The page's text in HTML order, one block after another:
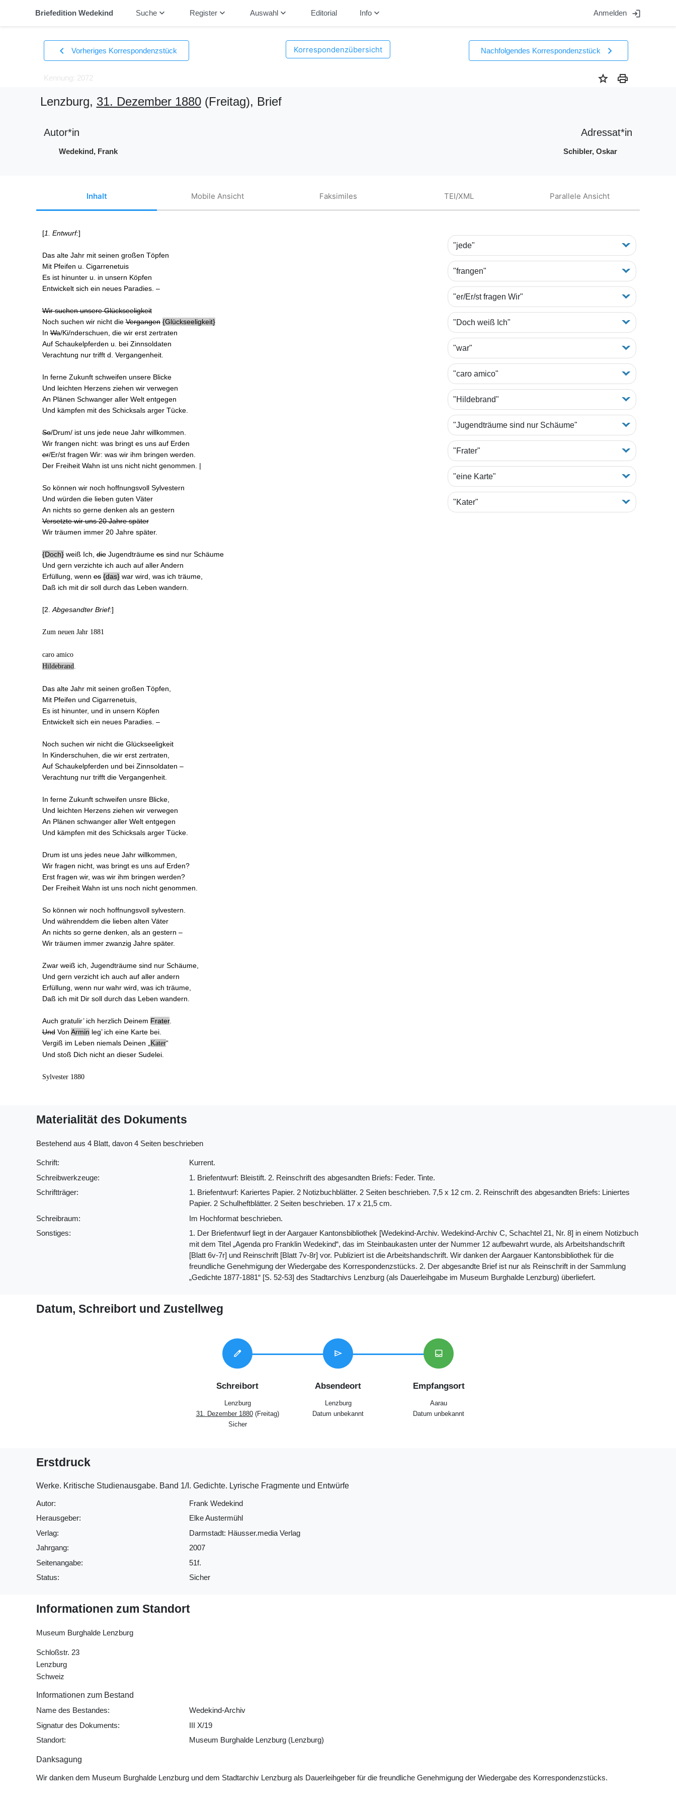
Briefedition Wedekind Suchekeyboard_arrow_down Registerkeyboard_arrow_down Auswahlkeyboard_arrow_down Editorial Infokeyboard_arrow_down Anmelden login
chevron_left Vorheriges Korrespondenzstück Korrespondenzübersicht Nachfolgendes Korrespondenzstück chevron_right
Kennung: 2072 star print
Lenzburg, 31. Dezember 1880(Freitag), Brief
Autor*in
Wedekind, Frank
Adressat*in
Schibler, Oskar
Inhalt Mobile Ansicht Faksimiles TEI/XML Parallele Ansicht
[1. Entwurf:]
Das alte Jahr mit seinen großen Töpfen
Mit Pfeifen u. Cigarrenetuis
Es ist hinunter u. in unsern Köpfen
Entwickelt sich ein neues Paradies. –
Wir suchen unsere Glückseeligkeit
Noch suchen wir nicht dieVergangen Glückseeligkeit
InWa/Ki/nderschuen, die wir erst zertraten
Auf Schaukelpferden u. bei Zinnsoldaten
Verachtung nur trifft d. Vergangenheit.
In ferne Zukunft schweifen unsere Blicke
Und leichten Herzens ziehen wir verwegen
An Plänen Schwanger aller Welt entgegen
Und kämpfen mit des Schicksals arger Tücke.
So/Drum/ ist uns jedeneue Jahr willkommen.
Wir frangen nicht: was bringt es uns auf Erden
er/Er/st fragen Wir: was wir ihm bringen werden.
Der Freiheit Wahn ist uns nicht nicht genommen. |
So können wir noch hoffnungsvoll Sylvestern
Und würden die lieben guten Väter
An nichts so gerne denken als an gestern
Versetzte wir uns 20 Jahre später
Wir träumen immer 20 Jahre später.
Doch weiß Ich ,dieJugendträumeessind nur Schäume
Und gern verzichte ich auch auf aller Andern
Erfüllung, wennes das warwird, was ich träume,
Daß ich mit dir soll durch das Leben wandern.
[2. Abgesandter Brief:]
Zum neuen Jahr 1881
caro amico
Hildebrand
Das alte Jahr mit seinen großen Töpfen,
Mit Pfeifen und Cigarrenetuis,
Es ist hinunter, und in unsern Köpfen
Entwickelt sich ein neues Paradies. –
Noch suchen wir nicht die Glückseeligkeit
In Kinderschuhen, die wir erst zertraten,
Auf Schaukelpferden und bei Zinnsoldaten –
Verachtung nur trifft die Vergangenheit.
In ferne Zukunft schweifen unsre Blicke,
Und leichten Herzens ziehen wir verwegen
An Plänen schwanger aller Welt entgegen
Und kämpfen mit des Schicksals arger Tücke.
Drum ist uns jedes neue Jahr willkommen,
Wir fragen nicht, was bringt es uns auf Erden?
Erst fragen wir, was wir ihm bringen werden?
Der Freiheit Wahn ist uns noch nicht genommen.
So können wir noch hoffnungsvoll sylvestern.
Und währenddem die lieben alten Väter
An nichts so gerne denken, als an gestern –
Wir träumen immer zwanzig Jahre später.
Zwar weiß ich, Jugendträume sind nur Schäume,
Und gern verzicht ich auch auf aller andern
Erfüllung, wenn nur wahr wird, was ich träume,
Daß ich mit Dir soll durch das Leben wandern.
Auch gratulir’ ich herzlich Deinem Frater.
UndVon Armin leg’ ich eine Kartebei.
Vergiß im Leben niemals Deinen „ Kater“
Und stoß Dich nicht an dieser Sudelei.
Sylvester 1880
"jede"
"frangen"
"er/Er/st fragen Wir"
"Doch weiß Ich"
"war"
"caro amico"
"Hildebrand"
"Jugendträume sind nur Schäume"
"Frater"
"eine Karte"
"Kater"
Materialität des Dokuments
Bestehend aus 4 Blatt, davon 4 Seiten beschrieben
Schrift:
Kurrent.
Schreibwerkzeuge:
1. Briefentwurf: Bleistift. 2. Reinschrift des abgesandten Briefs: Feder. Tinte.
Schriftträger:
1. Briefentwurf: Kariertes Papier. 2 Notizbuchblätter. 2 Seiten beschrieben. 7,5 x 12 cm. 2. Reinschrift des abgesandten Briefs: Liniertes
Papier. 2 Schulheftblätter. 2 Seiten beschrieben. 17 x 21,5 cm.
Schreibraum:
Im Hochformat beschrieben.
Sonstiges:
1. Der Briefentwurf liegt in der Aargauer Kantonsbibliothek [Wedekind-Archiv. Wedekind-Archiv C, Schachtel 21, Nr. 8] in einem Notizbuch
mit dem Titel „Agenda pro Franklin Wedekind“, das im Steinbaukasten unter der Nummer 12 aufbewahrt wurde, als Arbeitshandschrift
[Blatt 6v-7r] und Reinschrift [Blatt 7v-8r] vor. Publiziert ist die Arbeitshandschrift. Wir danken der Aargauer Kantonsbibliothek für die
freundliche Genehmigung der Wiedergabe des Korrespondenzstücks. 2. Der abgesandte Brief ist nur als Reinschrift in der Sammlung
„Gedichte 1877-1881“ [S. 52-53] des Stadtarchivs Lenzburg (als Dauerleihgabe im Museum Burghalde Lenzburg) überliefert.
Datum, Schreibort und Zustellweg
edit
Schreibort
Lenzburg
31. Dezember 1880(Freitag)
Sicher
send
Absendeort
Lenzburg
Datum unbekannt
inbox
Empfangsort
Aarau
Datum unbekannt
Erstdruck
Werke. Kritische Studienausgabe. Band 1/I. Gedichte. Lyrische Fragmente und Entwürfe
Autor:
Frank Wedekind
Herausgeber:
Elke Austermühl
Verlag:
Darmstadt: Häusser.media Verlag
Jahrgang:
2007
Seitenangabe:
51f.
Status:
Sicher
Informationen zum Standort
Museum Burghalde Lenzburg
Schloßstr. 23
Lenzburg
Schweiz
Informationen zum Bestand
Name des Bestandes:
Wedekind-Archiv
Signatur des Dokuments:
III X/19
Standort:
Museum Burghalde Lenzburg (Lenzburg)
Danksagung
Wir danken dem Museum Burghalde Lenzburg und dem Stadtarchiv Lenzburg als Dauerleihgeber für die freundliche Genehmigung der Wiedergabe des Korrespondenzstücks.